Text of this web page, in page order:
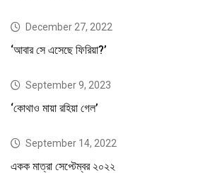
December 27, 2022
‘আবার সে এসেছে ফিরিয়া?’
September 9, 2023
‘কোথাও মায়া রহিয়া গেল’
September 14, 2022
একক মাত্রা সেপ্টেম্বর ২০২২